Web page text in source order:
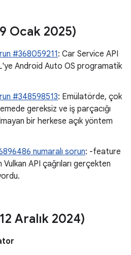
Ocak 2025)
#368059211: Car Service API
Android Auto OS programatik
#348598513: Emülatörde, çok
gereksiz ve iş parçacığı
bir herkese açık yöntem
numaralı sorun: -feature
Vulkan API çağrıları gerçekten
Aralık 2024)